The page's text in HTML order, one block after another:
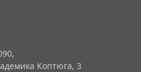
Коптюга, 3